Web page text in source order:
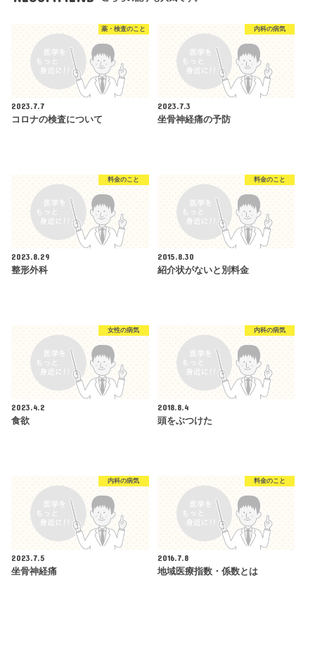
薬・検査のこと
2023.7.7
コロナの検査について
内科の病気
2023.7.3
坐骨神経痛の予防
料金のこと
2023.8.29
整形外科
料金のこと
2015.8.30
紹介状がないと別料金
女性の病気
2023.4.2
食欲
内科の病気
2018.8.4
頭をぶつけた
内科の病気
2023.7.5
坐骨神経痛
料金のこと
2016.7.8
地域医療指数・係数とは